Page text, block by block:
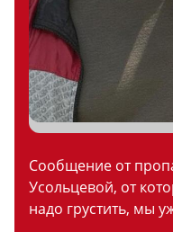
Сообщение от
Усольцевой, от
надо грустить, мы